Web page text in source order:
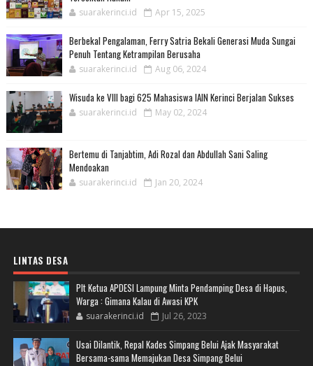
suarakerinci.id Apr 15, 2025
Berbekal Pengalaman, Ferry Satria Bekali Generasi Muda Sungai
Penuh Tentang Ketrampilan Berusaha
suarakerinci.id Aug 06, 2024
Wisuda ke VIII bagi 625 Mahasiswa IAIN Kerinci Berjalan Sukses
suarakerinci.id May 02, 2024
Bertemu di Tanjabtim, Adi Rozal dan Abdullah Sani Saling
Mendoakan
suarakerinci.id Jan 20, 2024
LINTAS DESA
Plt Ketua APDESI Lampung Minta Pendamping Desa di Hapus,
Warga : Gimana Kalau di Awasi KPK
suarakerinci.id Jul 26, 2023
Usai Dilantik, Repal Kades Simpang Belui Ajak Masyarakat
Bersama-sama Memajukan Desa Simpang Belui